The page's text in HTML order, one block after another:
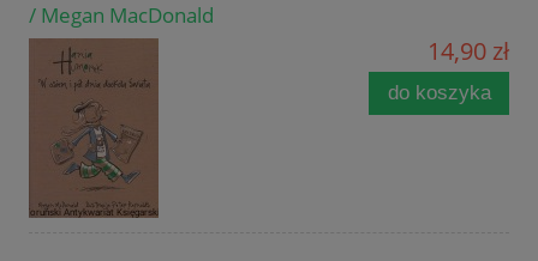
/ Megan MacDonald
14,90 zł
do koszyka